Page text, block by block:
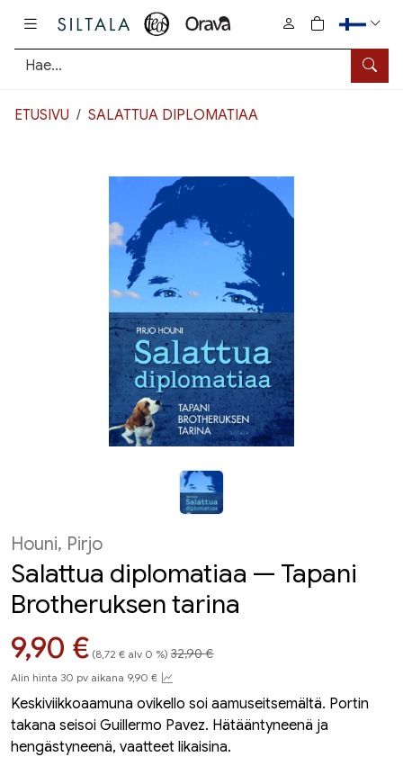
Hae
0
tuotetta
ETUSIVU SALATTUA DIPLOMATIAA
Houni, Pirjo
Salattua diplomatiaa — Tapani
Brotheruksen tarina
Hinta nyt
9,90 € (8,72 € alv 0 %) 32,90 €
Alin hinta 30 pv aikana 9,90 €
Keskiviikkoaamuna ovikello soi aamuseitsemältä. Portin
takana seisoi Guillermo Pavez. Hätääntyneenä ja
hengästyneenä, vaatteet likaisina.